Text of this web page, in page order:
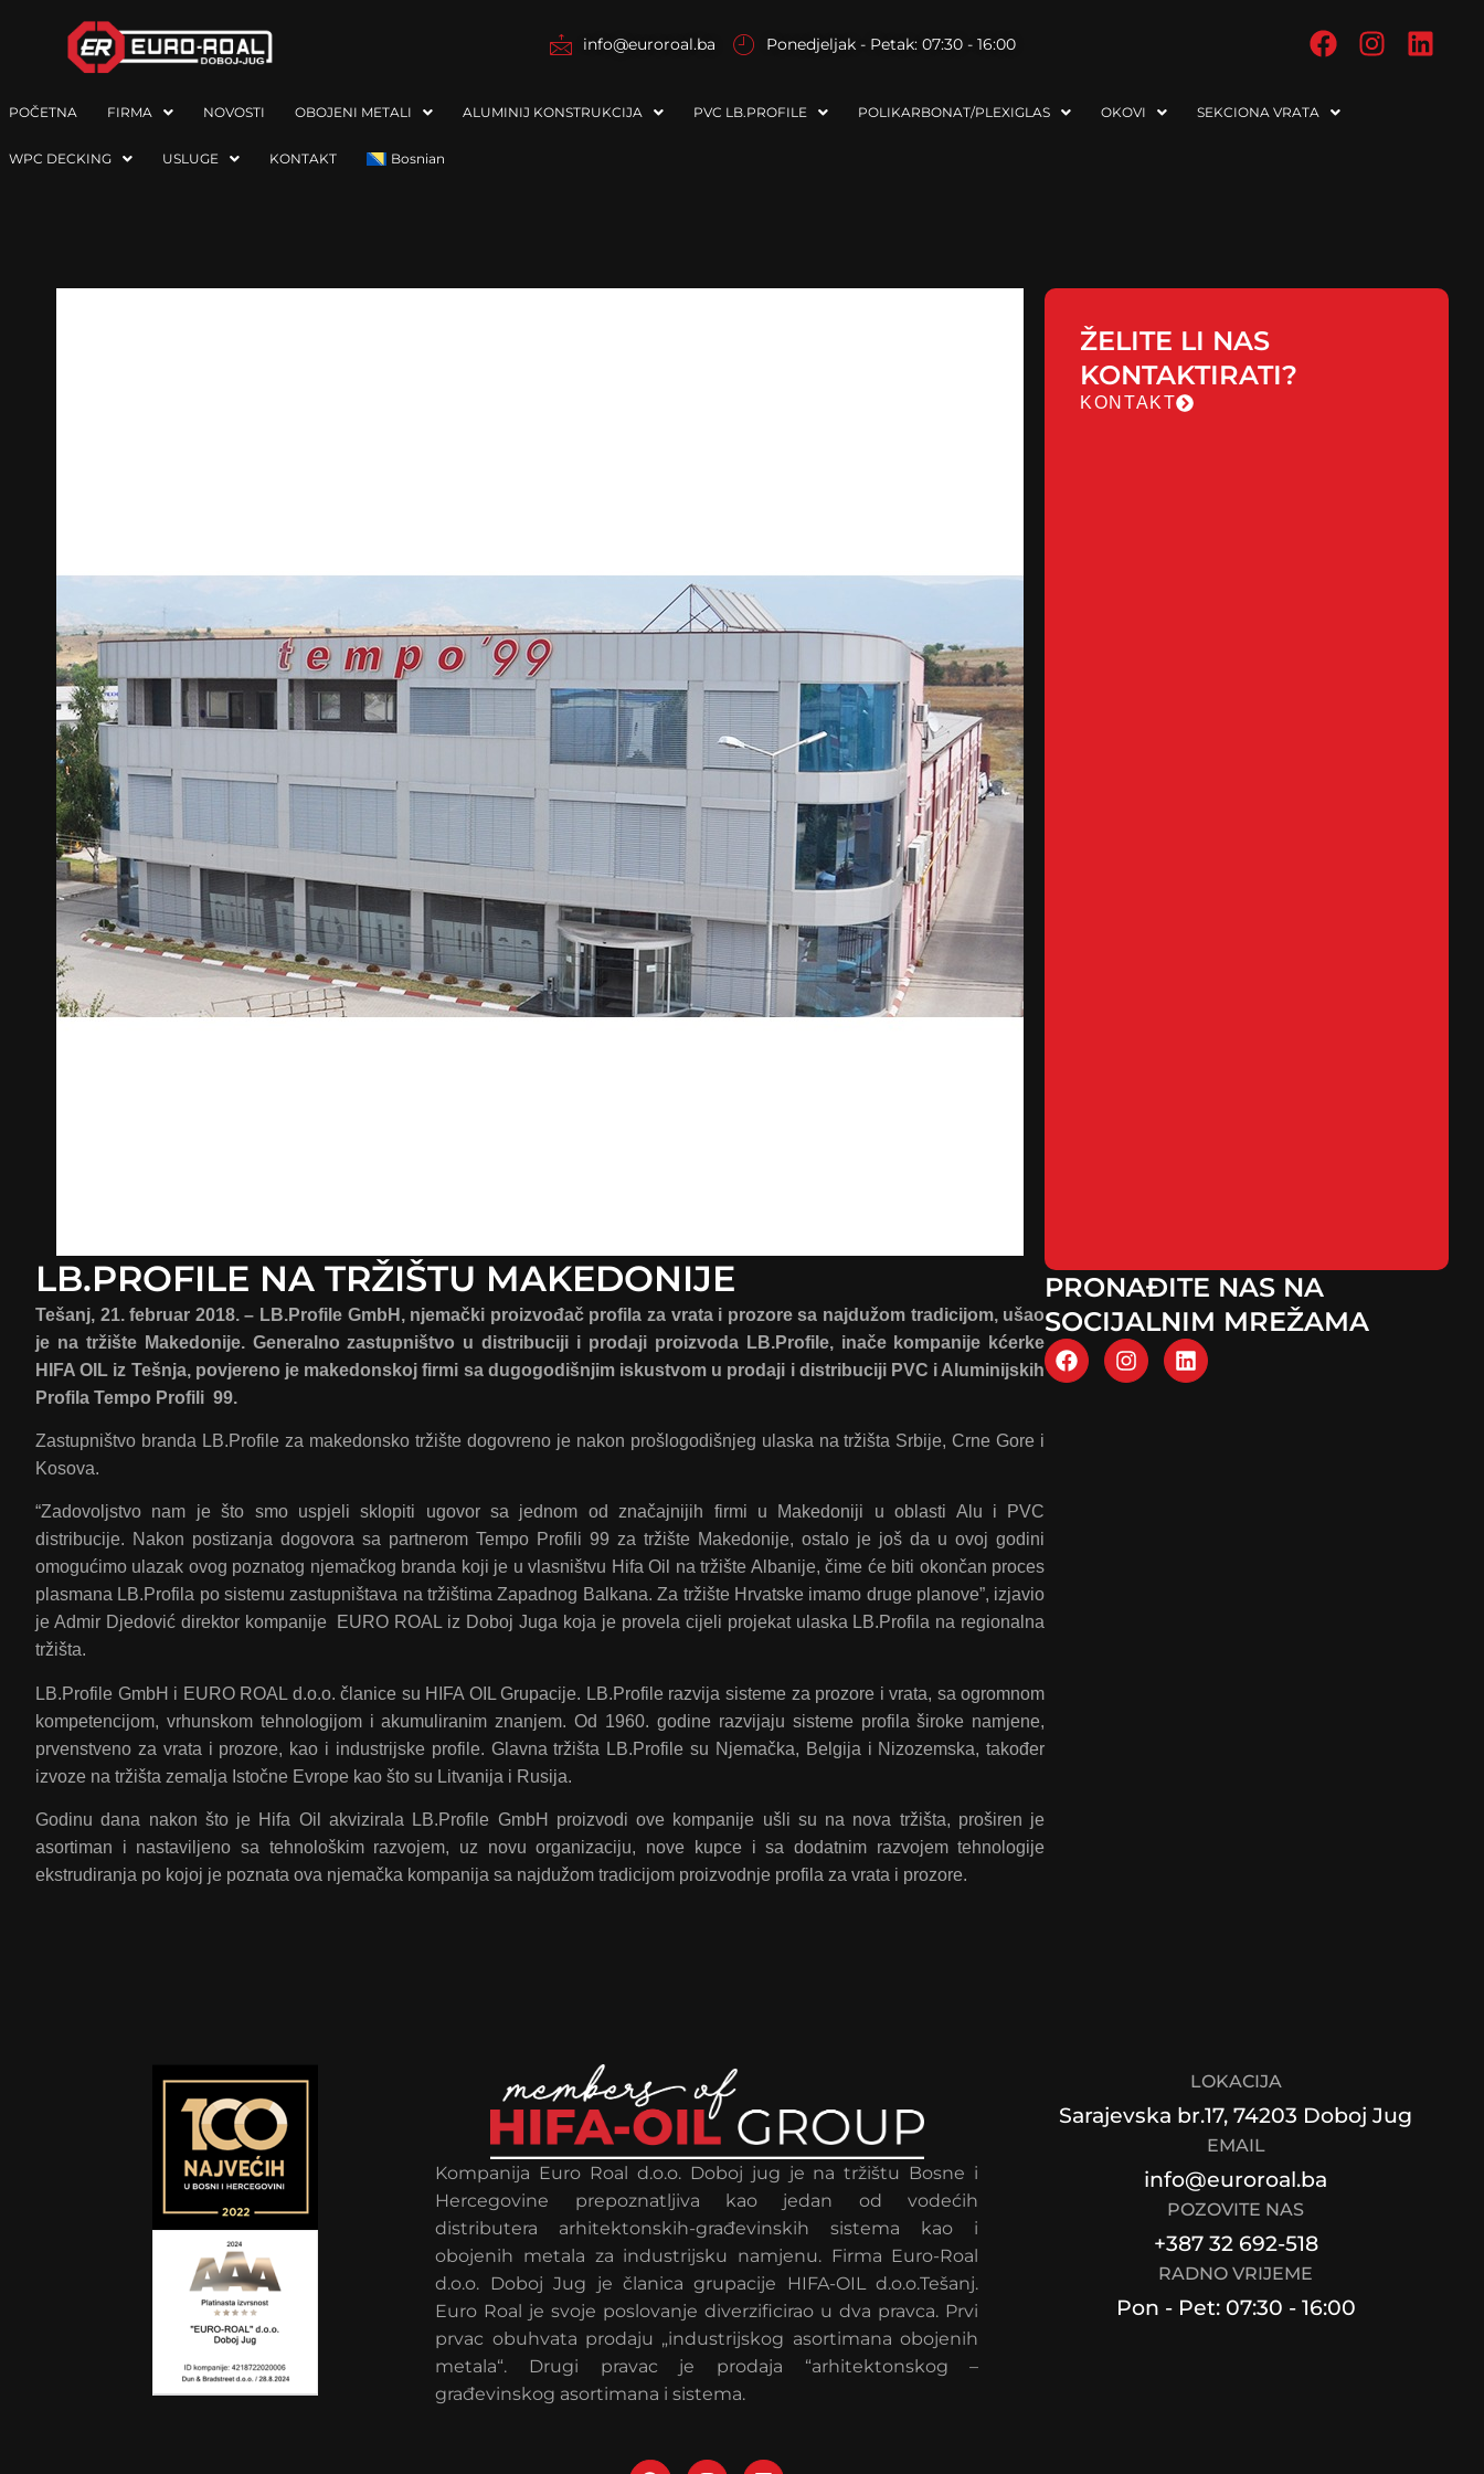
info@euroroal.ba Ponedjeljak - Petak: 07:30 - 16:00
POČETNA FIRMA NOVOSTI OBOJENI METALI ALUMINIJ KONSTRUKCIJA PVC LB.PROFILE POLIKARBONAT/PLEXIGLAS OKOVI SEKCIONA VRATA
WPC DECKING USLUGE KONTAKT Bosnian
ŽELITE LI NAS
KONTAKTIRATI?
KONTAKT
PRONAĐITE NAS NA
SOCIJALNIM MREŽAMA
LB.PROFILE NA TRŽIŠTU MAKEDONIJE
Tešanj, 21. februar 2018. – LB.Profile GmbH, njemački proizvođač profila za vrata i prozore sa najdužom tradicijom, ušao
je na tržište Makedonije. Generalno zastupništvo u distribuciji i prodaji proizvoda LB.Profile, inače kompanije kćerke
HIFA OIL iz Tešnja, povjereno je makedonskoj firmi sa dugogodišnjim iskustvom u prodaji i distribuciji PVC i Aluminijskih
Profila Tempo Profili 99.
Zastupništvo branda LB.Profile za makedonsko tržište dogovreno je nakon prošlogodišnjeg ulaska na tržišta Srbije, Crne Gore i
Kosova.
“Zadovoljstvo nam je što smo uspjeli sklopiti ugovor sa jednom od značajnijih firmi u Makedoniji u oblasti Alu i PVC
distribucije. Nakon postizanja dogovora sa partnerom Tempo Profili 99 za tržište Makedonije, ostalo je još da u ovoj godini
omogućimo ulazak ovog poznatog njemačkog branda koji je u vlasništvu Hifa Oil na tržište Albanije, čime će biti okončan proces
plasmana LB.Profila po sistemu zastupništava na tržištima Zapadnog Balkana. Za tržište Hrvatske imamo druge planove”, izjavio
je Admir Djedović direktor kompanije EURO ROAL iz Doboj Juga koja je provela cijeli projekat ulaska LB.Profila na regionalna
tržišta.
LB.Profile GmbH i EURO ROAL d.o.o. članice su HIFA OIL Grupacije. LB.Profile razvija sisteme za prozore i vrata, sa ogromnom
kompetencijom, vrhunskom tehnologijom i akumuliranim znanjem. Od 1960. godine razvijaju sisteme profila široke namjene,
prvenstveno za vrata i prozore, kao i industrijske profile. Glavna tržišta LB.Profile su Njemačka, Belgija i Nizozemska, također
izvoze na tržišta zemalja Istočne Evrope kao što su Litvanija i Rusija.
Godinu dana nakon što je Hifa Oil akvizirala LB.Profile GmbH proizvodi ove kompanije ušli su na nova tržišta, proširen je
asortiman i nastaviljeno sa tehnološkim razvojem, uz novu organizaciju, nove kupce i sa dodatnim razvojem tehnologije
ekstrudiranja po kojoj je poznata ova njemačka kompanija sa najdužom tradicijom proizvodnje profila za vrata i prozore.
Kompanija Euro Roal d.o.o. Doboj jug je na tržištu Bosne i
Hercegovine prepoznatljiva kao jedan od vodećih
distributera arhitektonskih-građevinskih sistema kao i
obojenih metala za industrijsku namjenu. Firma Euro-Roal
d.o.o. Doboj Jug je članica grupacije HIFA-OIL d.o.o.Tešanj.
Euro Roal je svoje poslovanje diverzificirao u dva pravca. Prvi
prvac obuhvata prodaju „industrijskog asortimana obojenih
metala“. Drugi pravac je prodaja “arhitektonskog –
građevinskog asortimana i sistema.
LOKACIJA
Sarajevska br.17, 74203 Doboj Jug
EMAIL
info@euroroal.ba
POZOVITE NAS
+387 32 692-518
RADNO VRIJEME
Pon - Pet: 07:30 - 16:00